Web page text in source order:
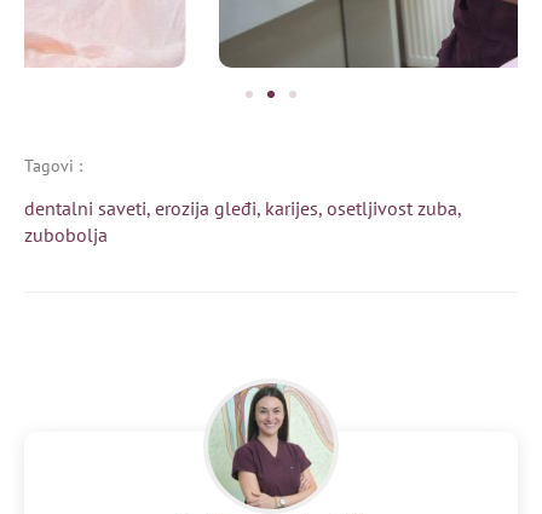
Tagovi :
dentalni saveti, erozija gleđi, karijes, osetljivost zuba,
zubobolja